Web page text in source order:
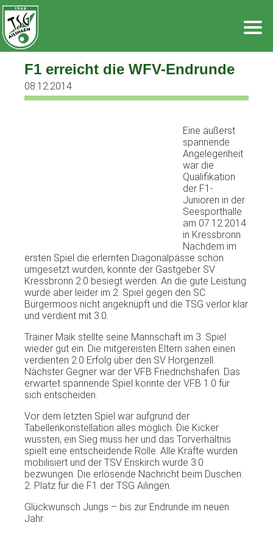
Zum
Inhalt
springen
F1 erreicht die WFV-Endrunde
08.12.2014
Eine äußerst
spannende
Angelegenheit
war die
Qualifikation
der F1-
Junioren in der
Seesporthalle
am 07.12.2014
in Kressbronn.
Nachdem im
ersten Spiel die erlernten Diagonalpässe schön
umgesetzt wurden, konnte der Gastgeber SV
Kressbronn 2:0 besiegt werden. An die gute Leistung
wurde aber leider im 2. Spiel gegen den SC
Bürgermoos nicht angeknüpft und die TSG verlor klar
und verdient mit 3:0.
Trainer Maik stellte seine Mannschaft im 3. Spiel
wieder gut ein. Die mitgereisten Eltern sahen einen
verdienten 2:0 Erfolg über den SV Horgenzell.
Nächster Gegner war der VFB Friedrichshafen. Das
erwartet spannende Spiel konnte der VFB 1:0 für
sich entscheiden.
Vor dem letzten Spiel war aufgrund der
Tabellenkonstellation alles möglich. Die Kicker
wussten, ein Sieg muss her und das Torverhältnis
spielt eine entscheidende Rolle. Alle Kräfte wurden
mobilisiert und der TSV Eriskirch wurde 3:0
bezwungen. Die erlösende Nachricht beim Duschen:
2. Platz für die F1 der TSG Ailingen.
Glückwunsch Jungs – bis zur Endrunde im neuen
Jahr.